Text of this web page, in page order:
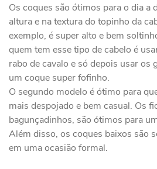
Os coques são ótimos para o dia a
altura e na textura do topinho da
exemplo, é super alto e bem
quem tem esse tipo de cabelo é
rabo de cavalo e só depois usar os
um coque super fofinho.
O segundo modelo é ótimo para
mais despojado e bem casual. Os
bagunçadinhos, são ótimos para
Além disso, os coques baixos são
em uma ocasião formal.